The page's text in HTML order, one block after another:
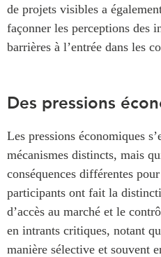
de projets visibles a
façonner les perceptions des
barrières à l’entrée dans les
Des pressions
Les pressions économiques
mécanismes distincts, mais
conséquences différentes
participants ont fait la
d’accès au marché et le
en intrants critiques, notant
manière sélective et souvent